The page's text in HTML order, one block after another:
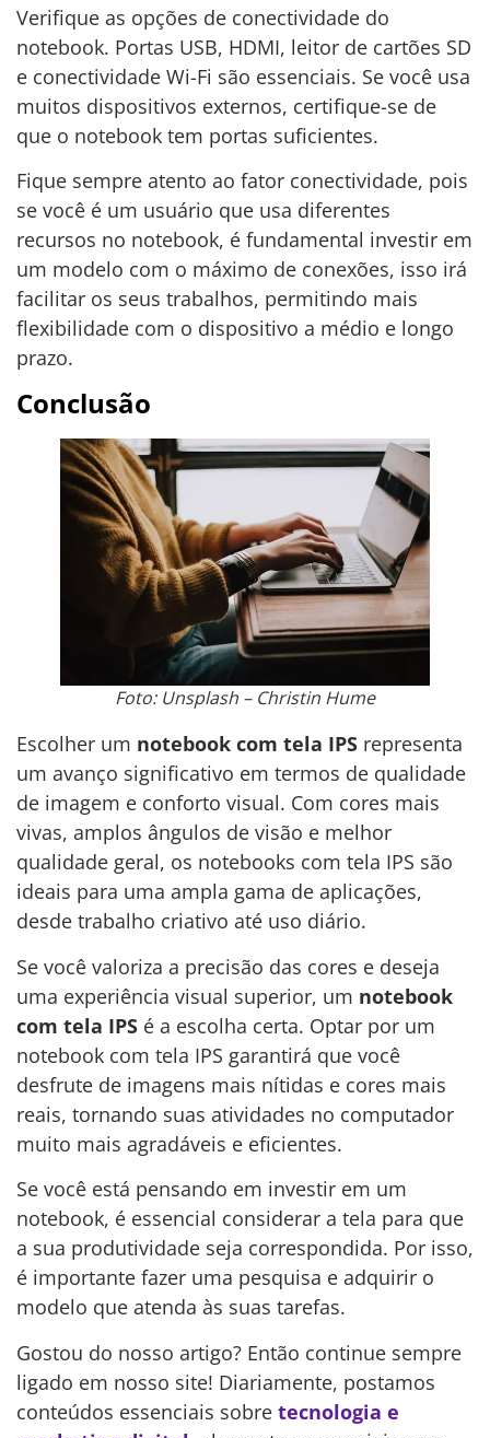
Verifique as opções de conectividade do
notebook. Portas USB, HDMI, leitor de cartões SD
e conectividade Wi-Fi são essenciais. Se você usa
muitos dispositivos externos, certifique-se de
que o notebook tem portas suficientes.
Fique sempre atento ao fator conectividade, pois
se você é um usuário que usa diferentes
recursos no notebook, é fundamental investir em
um modelo com o máximo de conexões, isso irá
facilitar os seus trabalhos, permitindo mais
flexibilidade com o dispositivo a médio e longo
prazo.
Conclusão
Foto: Unsplash – Christin Hume
Escolher um notebook com tela IPS representa
um avanço significativo em termos de qualidade
de imagem e conforto visual. Com cores mais
vivas, amplos ângulos de visão e melhor
qualidade geral, os notebooks com tela IPS são
ideais para uma ampla gama de aplicações,
desde trabalho criativo até uso diário.
Se você valoriza a precisão das cores e deseja
uma experiência visual superior, um notebook
com tela IPS é a escolha certa. Optar por um
notebook com tela IPS garantirá que você
desfrute de imagens mais nítidas e cores mais
reais, tornando suas atividades no computador
muito mais agradáveis e eficientes.
Se você está pensando em investir em um
notebook, é essencial considerar a tela para que
a sua produtividade seja correspondida. Por isso,
é importante fazer uma pesquisa e adquirir o
modelo que atenda às suas tarefas.
Gostou do nosso artigo? Então continue sempre
ligado em nosso site! Diariamente, postamos
conteúdos essenciais sobre tecnologia e